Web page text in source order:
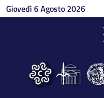
Salta al contenuto principale
Giovedì 6 Agosto 2026